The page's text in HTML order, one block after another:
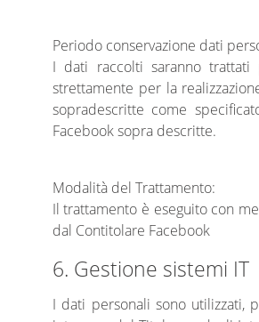
Periodo conservazione dati
I dati raccolti saranno
strettamente per la
sopradescritte come
Facebook sopra descritte.
Modalità del Trattamento:
Il trattamento è eseguito con
dal Contitolare Facebook
6. Gestione sistemi IT
I dati personali sono utilizzati,